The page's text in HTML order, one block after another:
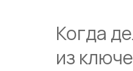
Когда
из